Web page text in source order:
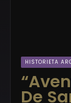
HISTORIETA
De